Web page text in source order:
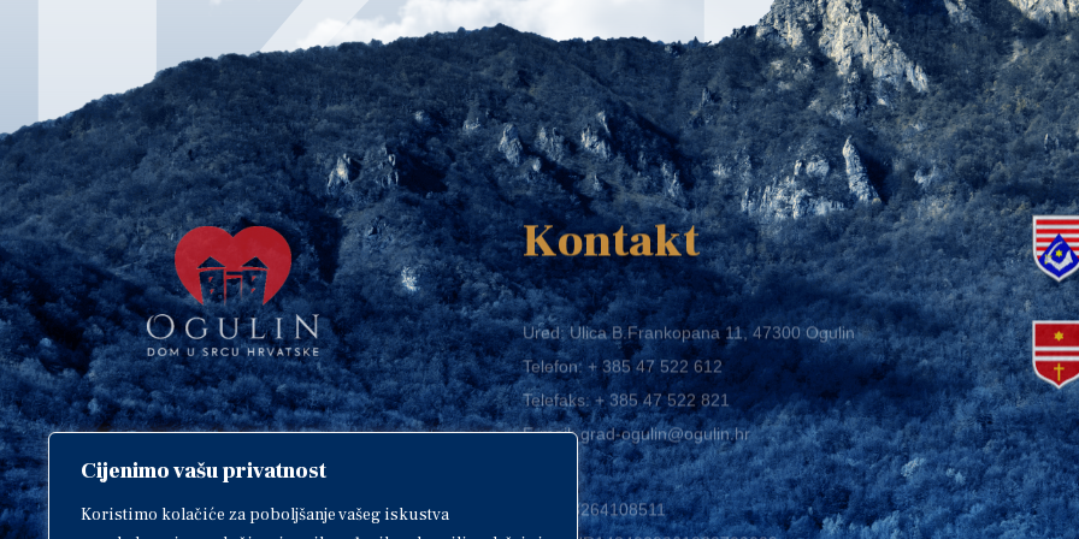
Cijenimo vašu privatnost
Koristimo kolačiće za poboljšanje vašeg iskustva
Copyright © 2018. Grad Ogulin,
sva prava pridržana.
Kontakt
Ured: Ulica B.Frankopana 11, 47300 Ogulin
Telefon:+ 385 47 522 612
Telefaks:+ 385 47 522 821
E-mail:grad-ogulin@ogulin.hr
OIB: 58264108511
IBAN: HR1424020061829700009